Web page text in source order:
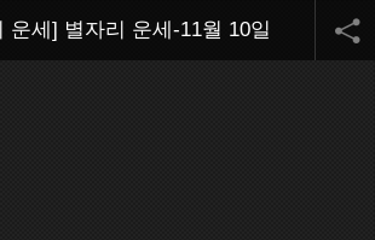
운세] 별자리 운세-11월 10일